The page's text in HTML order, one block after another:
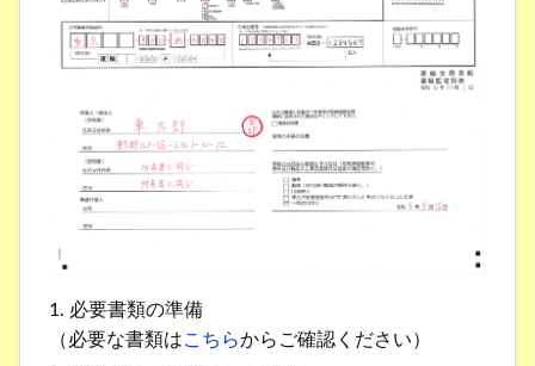
1. 必要書類の準備
（必要な書類はこちらからご確認ください）